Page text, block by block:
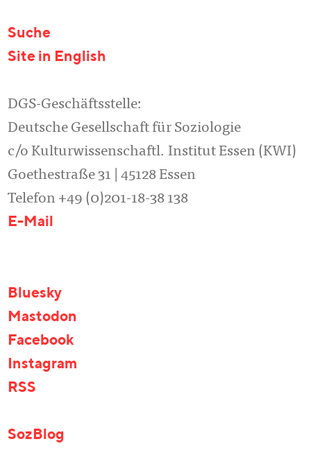
Suche
Site in English
DGS-Geschäftsstelle:
Deutsche Gesellschaft für Soziologie
c/o Kulturwissenschaftl. Institut Essen (KWI)
Goethestraße 31 | 45128 Essen
Telefon +49 (0)201-18-38 138
E-Mail
Bluesky
Mastodon
Facebook
Instagram
RSS
SozBlog